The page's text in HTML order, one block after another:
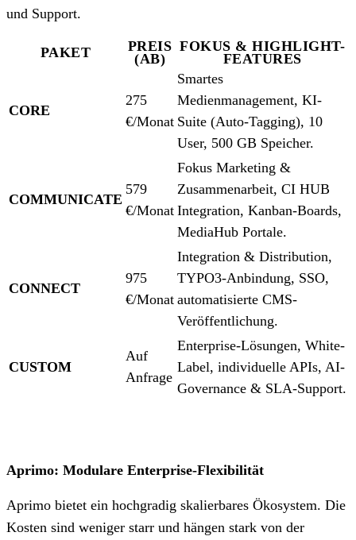
und Support.
PAKET
PREIS
(AB)
FOKUS & HIGHLIGHT-
FEATURES
CORE
275
€/Monat
Smartes
Medienmanagement, KI-
Suite (Auto-Tagging), 10
User, 500 GB Speicher.
COMMUNICATE
579
€/Monat
Fokus Marketing &
Zusammenarbeit, CI HUB
Integration, Kanban-Boards,
MediaHub Portale.
CONNECT
975
€/Monat
Integration & Distribution,
TYPO3-Anbindung, SSO,
automatisierte CMS-
Veröffentlichung.
CUSTOM
Auf
Anfrage
Enterprise-Lösungen, White-
Label, individuelle APIs, AI-
Governance & SLA-Support.
Aprimo: Modulare Enterprise-Flexibilität
Aprimo bietet ein hochgradig skalierbares Ökosystem. Die
Kosten sind weniger starr und hängen stark von der